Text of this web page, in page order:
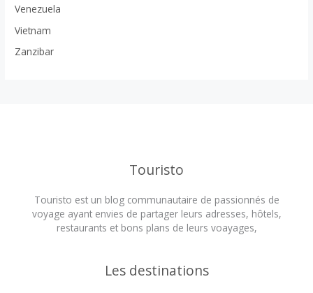
Venezuela
Vietnam
Zanzibar
Touristo
Touristo est un blog communautaire de passionnés de
voyage ayant envies de partager leurs adresses, hôtels,
restaurants et bons plans de leurs voayages,
Les destinations